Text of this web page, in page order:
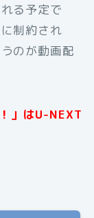
る予定で
制約され
のが動画配
」はU-NEXT